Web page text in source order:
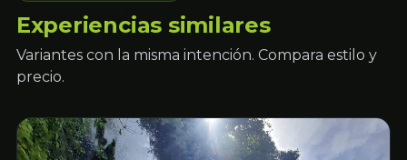
Experiencias similares
Variantes con la misma intención. Compara estilo y
precio.